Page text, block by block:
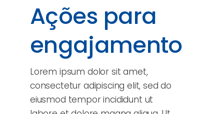
Ações para
engajamento
Lorem ipsum dolor sit amet,
consectetur adipiscing elit, sed do
eiusmod tempor incididunt ut